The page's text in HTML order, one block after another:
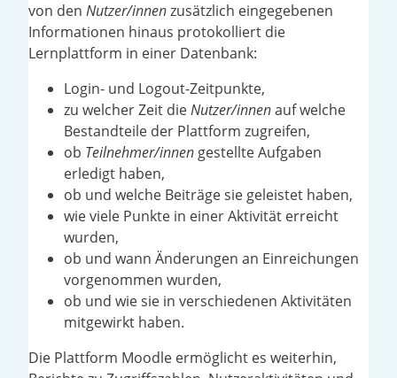
von den Nutzer/innenzusätzlich eingegebenen
Informationen hinaus protokolliert die
Lernplattform in einer Datenbank:
Login- und Logout-Zeitpunkte,
zu welcher Zeit dieNutzer/innenauf welche
Bestandteile der Plattform zugreifen,
ob Teilnehmer/innen gestellte Aufgaben
erledigt haben,
ob und welche Beiträge sie geleistet haben,
wie viele Punkte in einer Aktivität erreicht
wurden,
ob und wann Änderungen an Einreichungen
vorgenommen wurden,
ob und wie sie in verschiedenen Aktivitäten
mitgewirkt haben.
Die Plattform Moodle ermöglicht es weiterhin,